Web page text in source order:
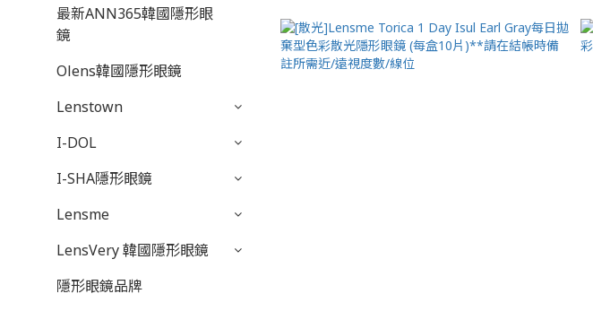
最新ANN365韓國隱形眼
鏡
Olens韓國隱形眼鏡
Lenstown
I-DOL
I-SHA隱形眼鏡
Lensme
LensVery 韓國隱形眼鏡
隱形眼鏡品牌